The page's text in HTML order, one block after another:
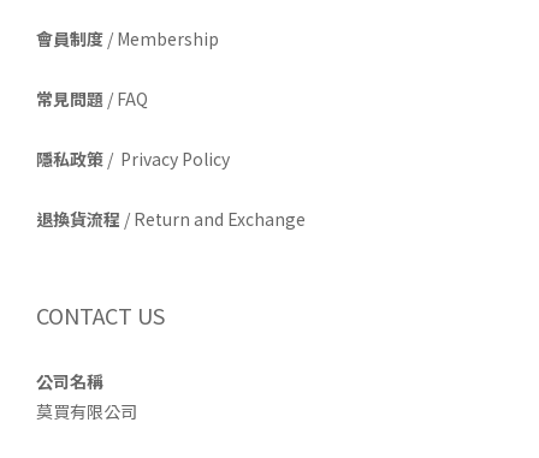
會員制度 / Membership
常見問題 / FAQ
隱私政策 / Privacy Policy
退換貨流程 / Return and Exchange
CONTACT US
公司名稱
莫買有限公司